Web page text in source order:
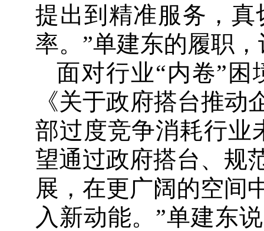
提出到精准服务，
率。”单建东的履职
面对行业“内卷”
《关于政府搭台推
部过度竞争消耗行业
望通过政府搭台、规
展，在更广阔的空间
入新动能。”单建东